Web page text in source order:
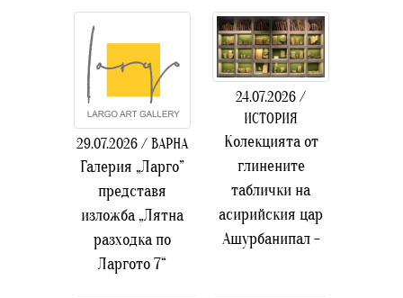
29.07.2026 / ВАРНА
Галерия „Ларго”
представя
изложба „Лятна
разходка по
Ларгото 7“
24.07.2026 /
ИСТОРИЯ
Колекцията от
глинените
таблички на
асирийския цар
Ашурбанипал -